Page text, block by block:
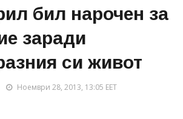
бил нарочен за
заради
си живот
Ноември 28, 2013, 13:05 EET